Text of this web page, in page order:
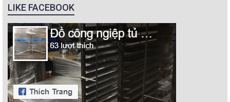
LIKE FACEBOOK